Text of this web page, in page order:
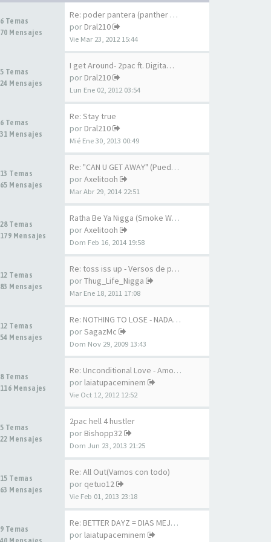
6 Temas
70 Mensajes
Re: poder pantera (panther po…
por Dral210
Vie Mar 23, 2012 15:44
5 Temas
24 Mensajes
I get Around- 2pac ft. Digita…
por Dral210
Lun Ene 02, 2012 03:54
6 Temas
31 Mensajes
Re: Stay true
por Dral210
Mié Ene 30, 2013 00:49
13 Temas
65 Mensajes
Re: "CAN U GET AWAY" (Puedes…
porAxelitooh
Mar Abr 29, 2014 22:51
28 Temas
179 Mensajes
Ratha Be Ya Nigga (Smoke Weed…
porAxelitooh
Dom Feb 16, 2014 19:58
12 Temas
83 Mensajes
Re: toss iss up - Versos de p…
porThug_Life_Nigga
Mar Ene 18, 2011 17:08
12 Temas
54 Mensajes
Re: NOTHING TO LOSE - NADA QU…
porSagazMc
Dom Nov 29, 2009 13:43
8 Temas
116 Mensajes
Re: Unconditional Love - Amor…
por laiatupaceminem
Vie Oct 12, 2012 12:52
5 Temas
22 Mensajes
2pac hell 4 hustler
por Bishopp32
Dom Jun 23, 2013 21:25
15 Temas
63 Mensajes
Re: All Out(Vamos con todo)
por qetuo12
Vie Feb 01, 2013 23:18
9 Temas
Re: BETTER DAYZ = DIAS MEJORES
por laiatupaceminem